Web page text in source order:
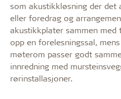
som akustikkløsning der det
eller foredrag og
akustikkplater sammen med
opp en forelesningssal,
møterom passer godt
innredning med
rørinstallasjoner.